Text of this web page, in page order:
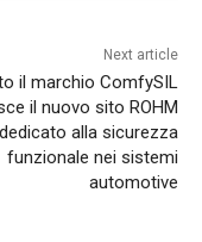
Next article
il marchio ComfySIL
il nuovo sito ROHM
dedicato alla sicurezza
funzionale nei sistemi
automotive